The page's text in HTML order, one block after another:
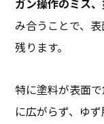
ガン操作のミス
み合うことで、
残ります。
特に塗料が表面
に広がらず、ゆ